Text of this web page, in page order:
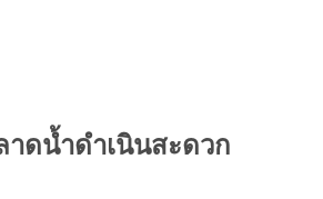
ดน้ำดำเนินสะดวก